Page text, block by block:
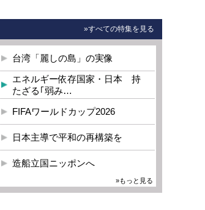
»すべての特集を見る
台湾「麗しの島」の実像
エネルギー依存国家・日本 持
たざる｢弱み…
FIFAワールドカップ2026
日本主導で平和の再構築を
造船立国ニッポンへ
»もっと見る